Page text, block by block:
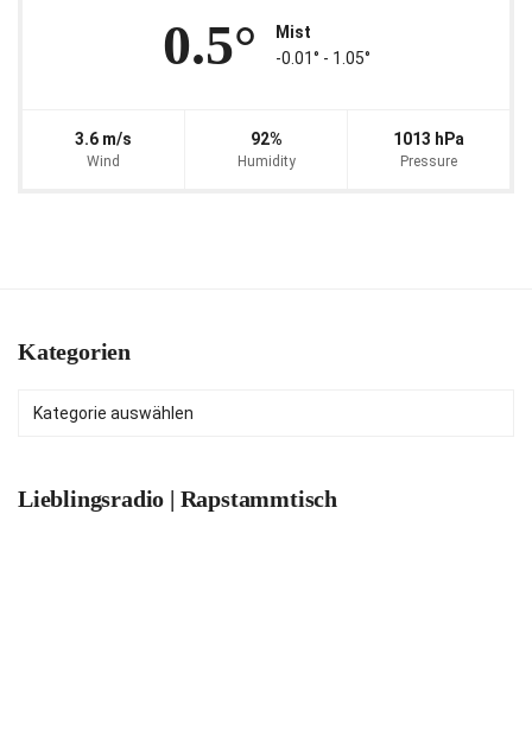
0.5°
Mist
-0.01° ‐ 1.05°
3.6 m/s
Wind
92%
Humidity
1013 hPa
Pressure
Kategorien
Lieblingsradio | Rapstammtisch